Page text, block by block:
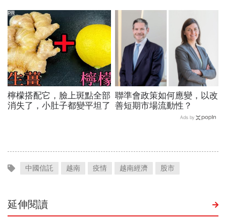
檸檬搭配它，臉上斑點全部
消失了，小肚子都變平坦了
PR
聯準會政策如何應變，以改
善短期市場流動性？
Ads by
中國信託 越南 疫情 越南經濟 股市
延伸閱讀